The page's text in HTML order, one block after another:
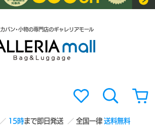
15時まで即日発送 全国一律送料無料
カバン・小物の専門店のギャレリアモール